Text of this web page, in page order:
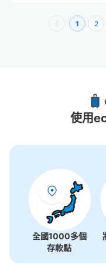
1 2
代官山
使用
全國1000多個
存款點